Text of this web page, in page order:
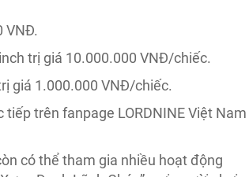
VNĐ.
trị giá 10.000.000 VNĐ/chiếc.
giá 1.000.000 VNĐ/chiếc.
trên fanpage LORDNINE Việt Nam
có thể tham gia nhiều hoạt động